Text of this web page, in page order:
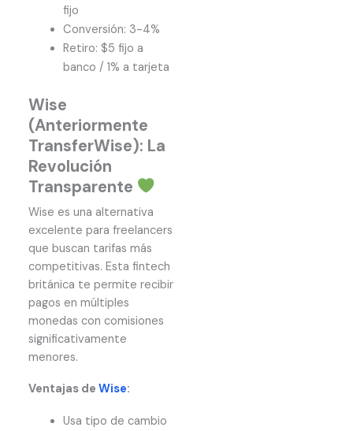
fijo
Conversión: 3-4%
Retiro: $5 fijo a
banco / 1% a tarjeta
Wise
(Anteriormente
TransferWise): La
Revolución
Transparente
Wise es una alternativa
excelente para freelancers
que buscan tarifas más
competitivas. Esta fintech
británica te permite recibir
pagos en múltiples
monedas con comisiones
significativamente
menores.
Ventajas de Wise:
Usa tipo de cambio